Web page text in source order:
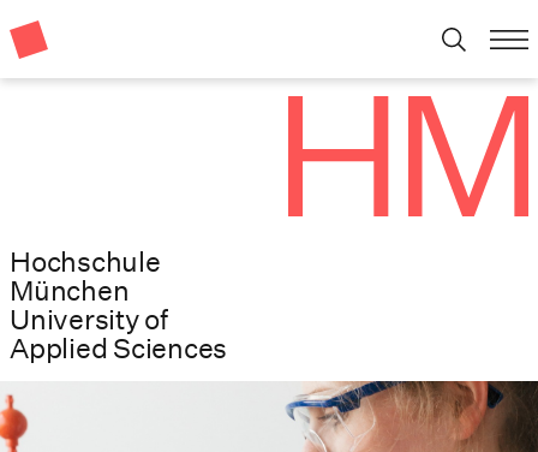
Hochschule
München
University of
Applied Sciences